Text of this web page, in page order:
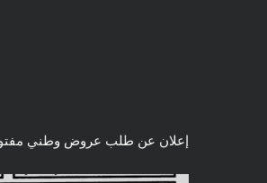
إعلان عن طلب عروض وطني مفتوح